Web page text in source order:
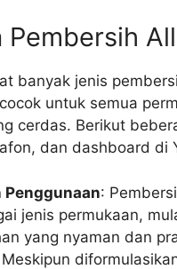
Pembersih
banyak jenis
untuk semua
cerdas. Berikut
dan dashboard di
Penggunaan:
jenis permukaan,
yang nyaman dan